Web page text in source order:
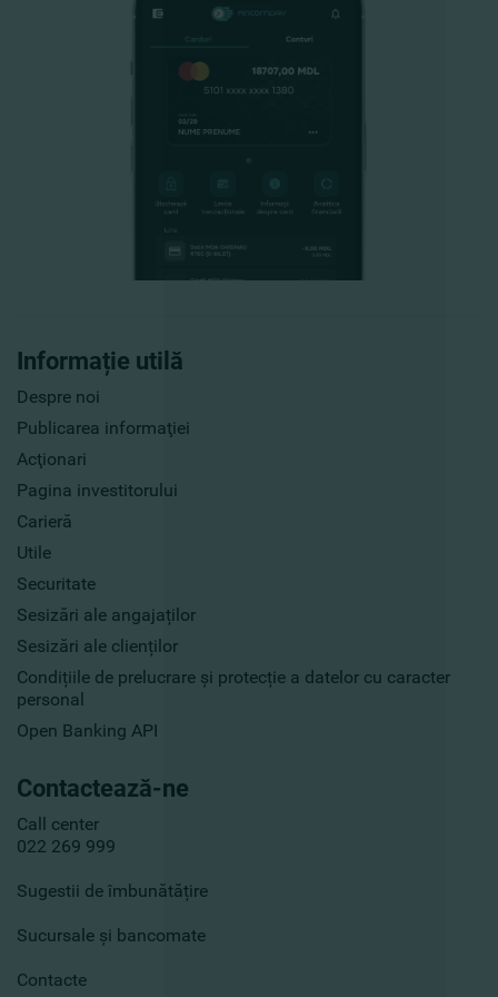
Informație utilă
Despre noi
Publicarea informaţiei
Acţionari
Pagina investitorului
Carieră
Utile
Securitate
Sesizări ale angajaților
Sesizări ale clienților
Condițiile de prelucrare și protecție a datelor cu caracter
personal
Open Banking API
Contactează-ne
Call center
022 269 999
Sugestii de îmbunătățire
Sucursale și bancomate
Contacte